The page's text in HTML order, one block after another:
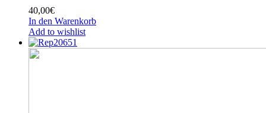
40,00€
In den Warenkorb
Add to wishlist